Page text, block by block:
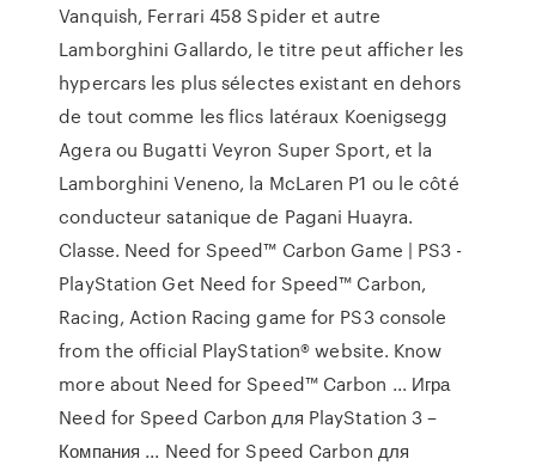
Vanquish, Ferrari 458 Spider et autre
Lamborghini Gallardo, le titre peut afficher les
hypercars les plus sélectes existant en dehors
de tout comme les flics latéraux Koenigsegg
Agera ou Bugatti Veyron Super Sport, et la
Lamborghini Veneno, la McLaren P1 ou le côté
conducteur satanique de Pagani Huayra.
Classe. Need for Speed™ Carbon Game | PS3 -
PlayStation Get Need for Speed™ Carbon,
Racing, Action Racing game for PS3 console
from the official PlayStation® website. Know
more about Need for Speed™ Carbon ... Игра
Need for Speed Carbon для PlayStation 3 –
Компания ... Need for Speed Carbon для